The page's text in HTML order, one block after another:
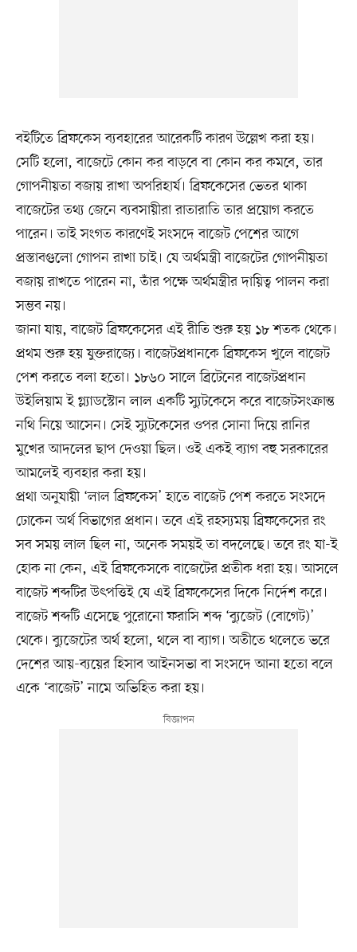
বইটিতে ব্রিফকেস ব্যবহারের আরেকটি কারণ উল্লেখ করা হয়।
সেটি হলো, বাজেটে কোন কর বাড়বে বা কোন কর কমবে, তার
গোপনীয়তা বজায় রাখা অপরিহার্য। ব্রিফকেসের ভেতর থাকা
বাজেটের তথ্য জেনে ব্যবসায়ীরা রাতারাতি তার প্রয়োগ করতে
পারেন। তাই সংগত কারণেই সংসদে বাজেট পেশের আগে
প্রস্তাবগুলো গোপন রাখা চাই। যে অর্থমন্ত্রী বাজেটের গোপনীয়তা
বজায় রাখতে পারেন না, তাঁর পক্ষে অর্থমন্ত্রীর দায়িত্ব পালন করা
সম্ভব নয়।
জানা যায়, বাজেট ব্রিফকেসের এই রীতি শুরু হয় ১৮ শতক থেকে।
প্রথম শুরু হয় যুক্তরাজ্যে। বাজেটপ্রধানকে ব্রিফকেস খুলে বাজেট
পেশ করতে বলা হতো। ১৮৬০ সালে ব্রিটেনের বাজেটপ্রধান
উইলিয়াম ই গ্ল্যাডস্টোন লাল একটি স্যুটকেসে করে বাজেটসংক্রান্ত
নথি নিয়ে আসেন। সেই স্যুটকেসের ওপর সোনা দিয়ে রানির
মুখের আদলের ছাপ দেওয়া ছিল। ওই একই ব্যাগ বহু সরকারের
আমলেই ব্যবহার করা হয়।
প্রথা অনুযায়ী ‘লাল ব্রিফকেস’ হাতে বাজেট পেশ করতে সংসদে
ঢোকেন অর্থ বিভাগের প্রধান। তবে এই রহস্যময় ব্রিফকেসের রং
সব সময় লাল ছিল না, অনেক সময়ই তা বদলেছে। তবে রং যা-ই
হোক না কেন, এই ব্রিফকেসকে বাজেটের প্রতীক ধরা হয়। আসলে
বাজেট শব্দটির উৎপত্তিই যে এই ব্রিফকেসের দিকে নির্দেশ করে।
বাজেট শব্দটি এসেছে পুরোনো ফরাসি শব্দ ‘ব্যুজেট (বোগেট)’
থেকে। ব্যুজেটের অর্থ হলো, থলে বা ব্যাগ। অতীতে থলেতে ভরে
দেশের আয়-ব্যয়ের হিসাব আইনসভা বা সংসদে আনা হতো বলে
একে ‘বাজেট’ নামে অভিহিত করা হয়।